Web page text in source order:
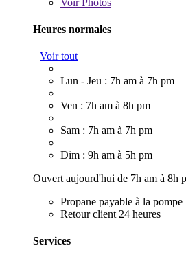
Heures normales
Voir tout
Lun - Jeu : 7h am à 7h pm
Ven : 7h am à 8h pm
Sam : 7h am à 7h pm
Dim : 9h am à 5h pm
Ouvert aujourd'hui de 7h am à 8h
Propane payable à la pompe
Retour client 24 heures
Services